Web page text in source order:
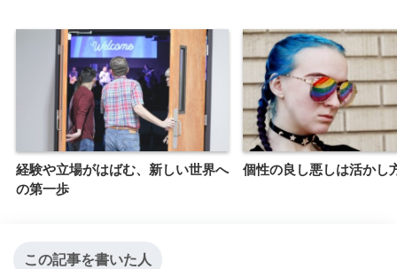
経験や立場がはばむ、新しい世界へ
の第一歩
個性の良し悪しは活かし
この記事を書いた人